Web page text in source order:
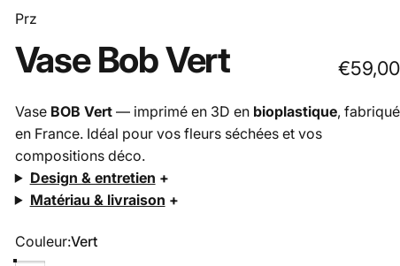
Prz
Vase BobVert €59,00
Vase BOB Vert— imprimé en 3D en bioplastique, fabriqué
en France. Idéal pour vos fleurs séchées et vos
compositions déco.
Design & entretien +
Matériau & livraison +
Couleur
Couleur:Vert